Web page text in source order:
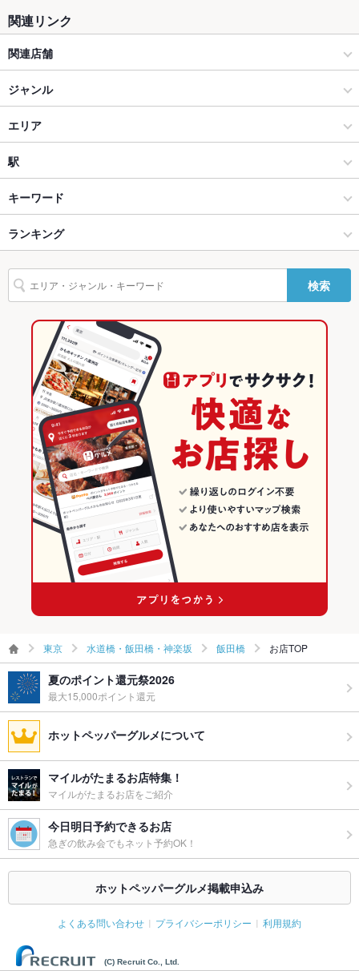
ソファー
テラス席
貸切
Wi-Fi あり
バリアフリ
ー
なし
ェクタ
英語メニュ
あり
その他設備 －
その他
飲み放題 あり
食べ放題 なし
カクテル充実、ワイン充実
お子様連れ お子様連れ不可
ウェディン
お問い合わせください。
プライズ対
備考 －
関連リンク
関連店舗
Darts Bar A‘s 水道橋店
Darts Bar A's 日本橋茅場町店
Darts Bar A’s 高円寺店
ジャンル
バー・カクテル
ダーツバー・スポーツバー
水道橋・飯田橋・神楽坂 × バー・カクテル
水道橋・飯田橋・神楽坂 × ダーツバー・スポーツバー
飯田橋駅 × バー・カクテル
飯田橋駅 × ダーツバー・スポーツバー
エリア
飯田橋
飯田橋 × バー・カクテル
飯田橋 × ダーツバー・スポーツバー
東京
東京 × バー・カクテル
東京 × ダーツバー・スポーツバー
駅
飯田橋駅
神楽坂駅
九段下駅
キーワード
からあげ
ランキング
東京のグルメランキング
東京のバー・カクテルランキング
東京のダーツバー・スポーツバーランキング
水道橋・飯田橋・神楽坂のグルメランキング
水道橋・飯田橋・神楽坂のバー・カクテルランキング
飯田橋のグルメランキング
検索
東京 水道橋・飯田橋・神楽坂 飯田橋 お店TOP
夏のポイント還元祭2026
最大15,000ポイント還元
ホットペッパーグルメについて
マイルがたまるお店特集！
マイルがたまるお店をご紹介
今日明日予約できるお店
急ぎの飲み会でもネット予約OK！
ホットペッパーグルメ掲載申込み
よくある問い合わせ プライバシーポリシー 利用規約
(C) Recruit Co., Ltd.